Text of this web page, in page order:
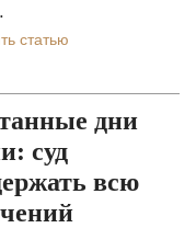
статью
дни
суд
всю